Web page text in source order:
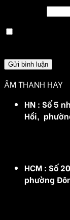
ÂM THANH HAY
HN : Số 5
Hồi,
HCM : Số
phường